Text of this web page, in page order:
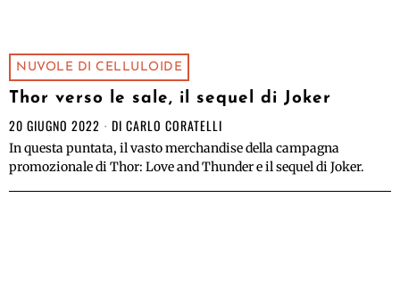
NUVOLE DI CELLULOIDE
Thor verso le sale, il sequel di Joker
20 GIUGNO 2022 DI CARLO CORATELLI
In questa puntata, il vasto merchandise della campagna
promozionale di Thor: Love and Thunder e il sequel di Joker.